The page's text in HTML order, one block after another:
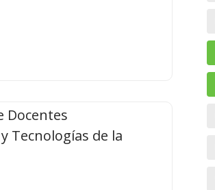
Docentes
Tecnologías de la